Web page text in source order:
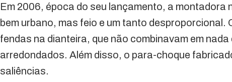
Em 2006, época do seu lançamento, a montadora
bem urbano, mas feio e um tanto desproporcional.
fendas na dianteira, que não combinavam em
arredondados. Além disso, o para-choque
saliências.